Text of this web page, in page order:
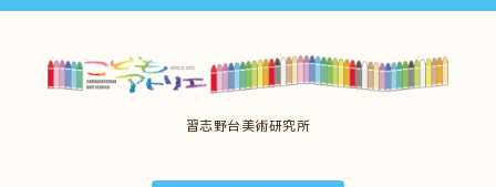
習志野台美術研究所